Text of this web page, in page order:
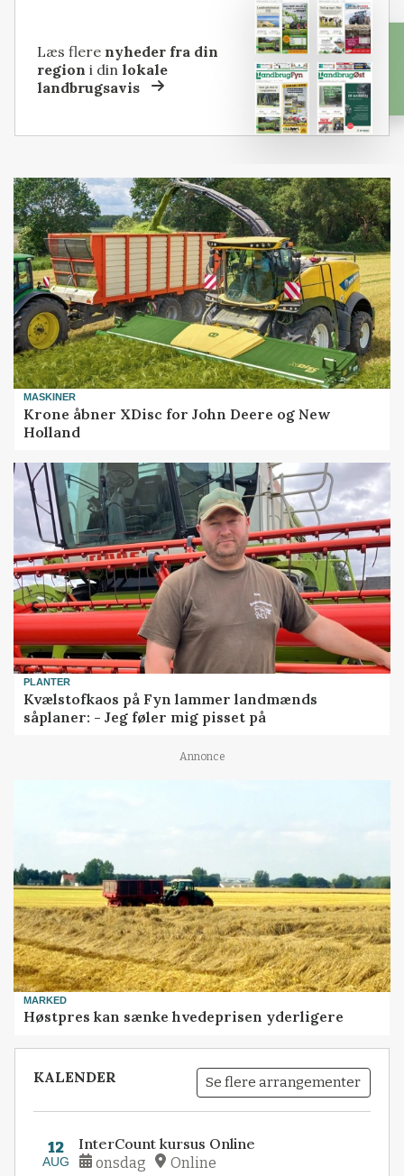
Læs flere nyheder fra din
region i dinlokale
landbrugsavis
MASKINER
Krone åbner XDisc for John Deere og New
Holland
PLANTER
Kvælstofkaos på Fyn lammer landmænds
såplaner: - Jeg føler mig pisset på
Annonce
MARKED
Høstpres kan sænke hvedeprisen yderligere
KALENDER Se flere arrangementer
12
AUG
InterCount kursus Online
onsdag Online